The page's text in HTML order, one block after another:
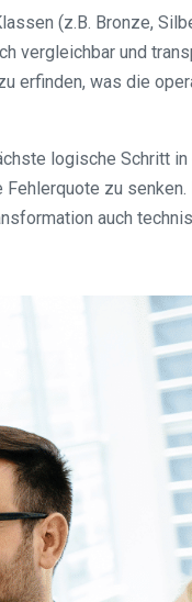
(z.B. Bronze,
vergleichbar und
erfinden, was die
logische Schritt in
zu
auch